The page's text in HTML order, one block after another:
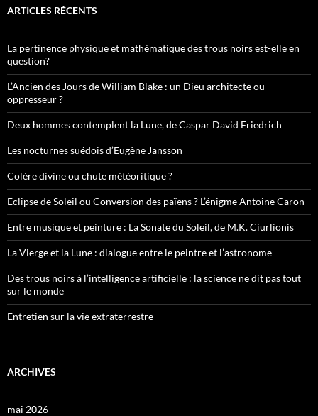
ARTICLES RÉCENTS
La pertinence physique et mathématique des trous noirs est-elle en
question?
L’Ancien des Jours de William Blake : un Dieu architecte ou
oppresseur ?
Deux hommes contemplent la Lune, de Caspar David Friedrich
Les nocturnes suédois d’Eugène Jansson
Colère divine ou chute météoritique ?
Eclipse de Soleil ou Conversion des païens ? L’énigme Antoine Caron
Entre musique et peinture : La Sonate du Soleil, de M.K. Ciurlionis
La Vierge et la Lune : dialogue entre le peintre et l’astronome
Des trous noirs à l’intelligence artificielle : la science ne dit pas tout
sur le monde
Entretien sur la vie extraterrestre
ARCHIVES
mai 2026